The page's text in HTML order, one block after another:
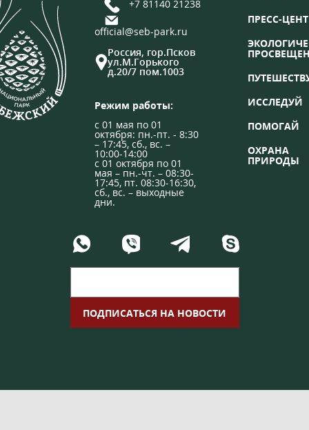
+7 81140 21238
official@seb-park.ru
Россия, гор.Псков
ул.М.Горького
д.20/7 пом.1003
Режим работы:
с 01 мая по 01
октября: пн.-пт. - 8:30
– 17:45, сб., вс. –
10:00-14:00
с 01 октября по 01
мая – пн.-чт. – 08:30-
17:45, пт. 08:30-16:30,
сб., вс. – выходные
дни.
ПРЕСС-
ИССЛЕДУЙ
ПОМОГАЙ
ОХРАНА
ПРИРОДЫ